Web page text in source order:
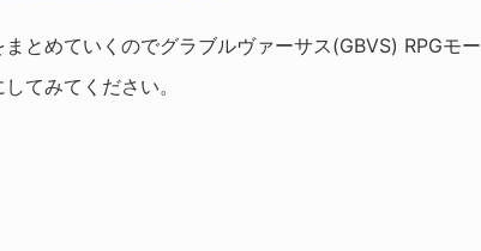
とめていくのでグラブルヴァーサス(GBVS) RPGモー
てみてください。